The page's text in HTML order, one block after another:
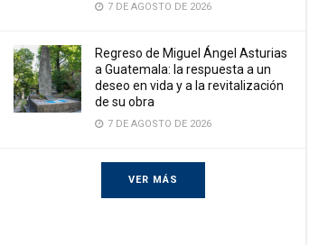
7 DE AGOSTO DE 2026
Regreso de Miguel Ángel Asturias
a Guatemala: la respuesta a un
deseo en vida y a la revitalización
de su obra
7 DE AGOSTO DE 2026
VER MÁS